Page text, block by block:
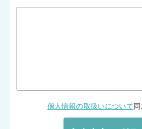
個人情報の取扱いについて